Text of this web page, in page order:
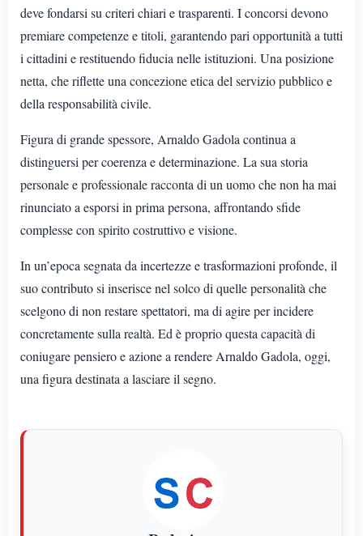
deve fondarsi su criteri chiari e trasparenti. I concorsi devono
premiare competenze e titoli, garantendo pari opportunità a tutti
i cittadini e restituendo fiducia nelle istituzioni. Una posizione
netta, che riflette una concezione etica del servizio pubblico e
della responsabilità civile.
Figura di grande spessore, Arnaldo Gadola continua a
distinguersi per coerenza e determinazione. La sua storia
personale e professionale racconta di un uomo che non ha mai
rinunciato a esporsi in prima persona, affrontando sfide
complesse con spirito costruttivo e visione.
In un’epoca segnata da incertezze e trasformazioni profonde, il
suo contributo si inserisce nel solco di quelle personalità che
scelgono di non restare spettatori, ma di agire per incidere
concretamente sulla realtà. Ed è proprio questa capacità di
coniugare pensiero e azione a rendere Arnaldo Gadola, oggi,
una figura destinata a lasciare il segno.